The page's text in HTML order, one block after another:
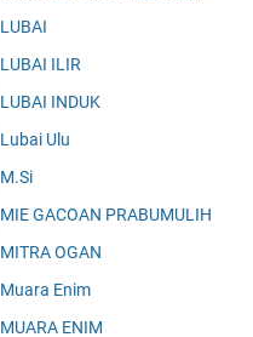
LUBAI
LUBAI ILIR
LUBAI INDUK
Lubai Ulu
M.Si
MIE GACOAN PRABUMULIH
MITRA OGAN
Muara Enim
MUARA ENIM